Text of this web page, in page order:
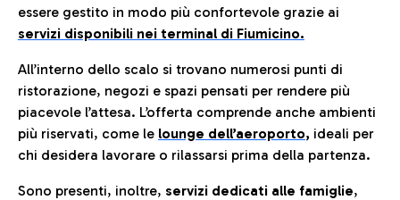
essere gestito in modo più confortevole grazie ai
servizi disponibili nei terminal di Fiumicino.
All’interno dello scalo si trovano numerosi punti di
ristorazione, negozi e spazi pensati per rendere più
piacevole l’attesa. L’offerta comprende anche ambienti
più riservati, come le lounge dell’aeroporto, ideali per
chi desidera lavorare o rilassarsi prima della partenza.
Sono presenti, inoltre, servizi dedicati alle famiglie,